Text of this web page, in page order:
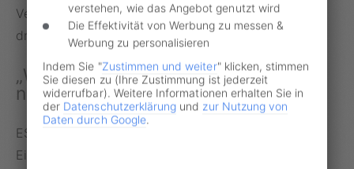
Verwarn- oderBußgeldentscheidet. Bis zu 70 Euro
drohen bei Parkverstößen.
„Wir sind froh, dass die Kameras
nun im Einsatz sind“
ESWE-Geschäftsführer Hebding freut sich über die
Einführung der „Blitzer-Busse“: „Die Rückmeldungen
verstehen, wie das Angebot genutzt wird
Die Effektivität von Werbung zu messen &
Werbung zu personalisieren
Indem Sie "Zustimmen und weiter" klicken, stimmen
Sie diesen zu (Ihre Zustimmung ist jederzeit
widerrufbar). Weitere Informationen erhalten Sie in
der Datenschutzerklärung und zur Nutzung von
Daten durch Google.